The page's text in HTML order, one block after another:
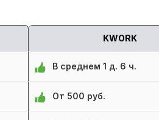
KWORK
В среднем 1 д. 6 ч.
От 500 руб.